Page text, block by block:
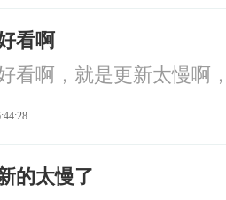
看啊
看啊，就是更新太慢啊
的太慢了